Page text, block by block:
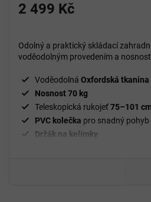
2 499 Kč
Odolný a praktický skládací
voděodolným provedením a
Voděodolná Oxfordská tkanina
Nosnost 70 kg
Teleskopická rukojeť75–101
PVC kolečka pro snadný pohyb
Držák na kelímky